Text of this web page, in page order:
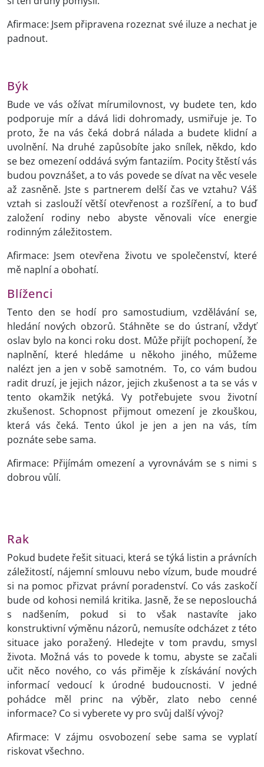
Afirmace: Jsem připravena rozeznat své iluze a nechat je
padnout.
Býk
Bude ve vás ožívat mírumilovnost, vy budete ten, kdo
podporuje mír a dává lidi dohromady, usmiřuje je. To
proto, že na vás čeká dobrá nálada a budete klidní a
uvolnění. Na druhé zapůsobíte jako snílek, někdo, kdo
se bez omezení oddává svým fantaziím. Pocity štěstí vás
budou povznášet, a to vás povede se dívat na věc vesele
až zasněně. Jste s partnerem delší čas ve vztahu? Váš
vztah si zaslouží větší otevřenost a rozšíření, a to buď
založení rodiny nebo abyste věnovali více energie
rodinným záležitostem.
Afirmace: Jsem otevřena životu ve společenství, které
mě naplní a obohatí.
Blíženci
Tento den se hodí pro samostudium, vzdělávání se,
hledání nových obzorů. Stáhněte se do ústraní, vždyť
oslav bylo na konci roku dost. Může přijít pochopení, že
naplnění, které hledáme u někoho jiného, můžeme
nalézt jen a jen v sobě samotném. To, co vám budou
radit druzí, je jejich názor, jejich zkušenost a ta se vás v
tento okamžik netýká. Vy potřebujete svou životní
zkušenost. Schopnost přijmout omezení je zkouškou,
která vás čeká. Tento úkol je jen a jen na vás, tím
poznáte sebe sama.
Afirmace: Přijímám omezení a vyrovnávám se s nimi s
dobrou vůlí.
Rak
Pokud budete řešit situaci, která se týká listin a právních
záležitostí, nájemní smlouvu nebo vízum, bude moudré
si na pomoc přizvat právní poradenství. Co vás zaskočí
bude od kohosi nemilá kritika. Jasně, že se neposlouchá
s nadšením, pokud si to však nastavíte jako
konstruktivní výměnu názorů, nemusíte odcházet z této
situace jako poražený. Hledejte v tom pravdu, smysl
života. Možná vás to povede k tomu, abyste se začali
učit něco nového, co vás přiměje k získávání nových
informací vedoucí k úrodné budoucnosti. V jedné
pohádce měl princ na výběr, zlato nebo cenné
informace? Co si vyberete vy pro svůj další vývoj?
Afirmace: V zájmu osvobození sebe sama se vyplatí
riskovat všechno.